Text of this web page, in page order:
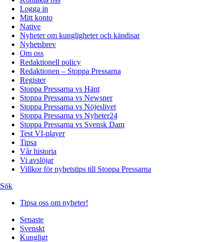
Logga in
Mitt konto
Native
Nyheter om kungligheter och kändisar
Nyhetsbrev
Om oss
Redaktionell policy
Redaktionen – Stoppa Pressarna
Register
Stoppa Pressarna vs Hänt
Stoppa Pressarna vs Newsner
Stoppa Pressarna vs Nöjeslivet
Stoppa Pressarna vs Nyheter24
Stoppa Pressarna vs Svensk Dam
Test VI-player
Tipsa
Vår historia
Vi avslöjar
Villkor för nyhetstips till Stoppa Pressarna
Sök
Tipsa oss om nyheter!
Senaste
Svenskt
Kungligt